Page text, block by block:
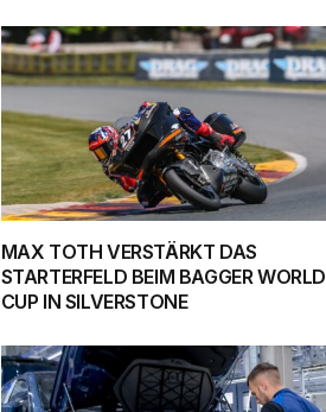
MAX TOTH VERSTÄRKT DAS
STARTERFELD BEIM BAGGER WORLD
CUP IN SILVERSTONE